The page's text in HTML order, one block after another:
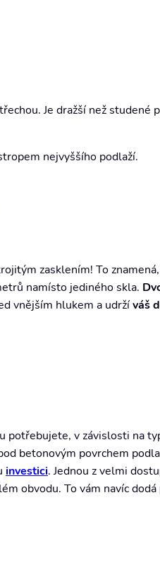
Je dražší než studené
nejvyššího podlaží.
zasklením! To
namísto jediného skla.
vnějším hlukem a udržíváš
potřebujete, v závislosti na
betonovým povrchem
investici. Jednou z velmi
obvodu. To vám navíc